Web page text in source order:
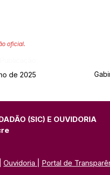
oficial.
de 2025
(SIC) E OUVIDORIA
Ouvidoria Portal de